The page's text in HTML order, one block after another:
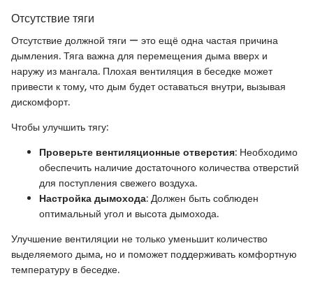
Отсутствие тяги
Отсутствие должной тяги — это ещё одна частая причина
дымления. Тяга важна для перемещения дыма вверх и
наружу из мангала. Плохая вентиляция в беседке может
привести к тому, что дым будет оставаться внутри, вызывая
дискомфорт.
Чтобы улучшить тягу:
Проверьте вентиляционные отверстия: Необходимо
обеспечить наличие достаточного количества отверстий
для поступления свежего воздуха.
Настройка дымохода: Должен быть соблюден
оптимальный угол и высота дымохода.
Улучшение вентиляции не только уменьшит количество
выделяемого дыма, но и поможет поддерживать комфортную
температуру в беседке.